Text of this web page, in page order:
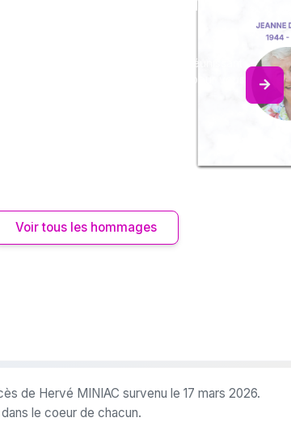
Créez un album collaboratif en réunissant
les hommages à Hervé MINIAC, pour vous
Voir tous les hommages
de Hervé MINIAC survenu le 17 mars 2026.
le coeur de chacun.